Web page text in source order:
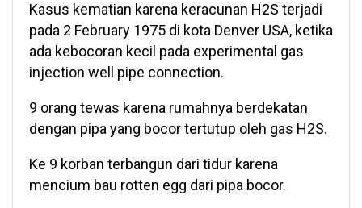
Kasus kematian karena keracunan H2S terjadi
pada 2 February 1975 di kota Denver USA, ketika
ada kebocoran kecil pada experimental gas
injection well pipe connection.
9 orang tewas karena rumahnya berdekatan
dengan pipa yang bocor tertutup oleh gas H2S.
Ke 9 korban terbangun dari tidur karena
mencium bau rotten egg dari pipa bocor.